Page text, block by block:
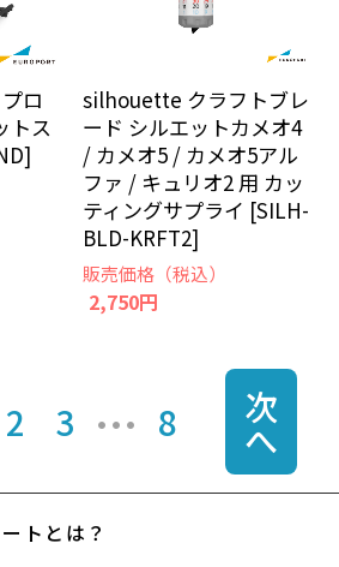
ロ
トス
silhouette クラフトブレ
ード シルエットカメオ4
/ カメオ5 / カメオ5アル
ファ / キュリオ2 用 カッ
ティングサプライ [SILH-
BLD-KRFT2]
販売価格（税込）
2,750円
2 3 8 次
へ
トとは？